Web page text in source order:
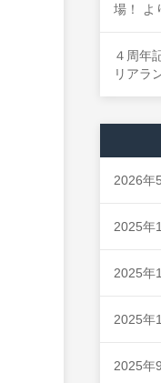
場！
よ
４周年
リアラ
2026年
2025年
2025年
2025年
2025年